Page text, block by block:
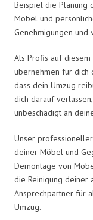
Beispiel die Planung
Möbel und
Genehmigungen und
Als Profis auf diesem
übernehmen für dich
dass dein Umzug
dich darauf
unbeschädigt an
Unser
deiner Möbel und
Demontage von
die Reinigung deiner
Ansprechpartner für
Umzug.